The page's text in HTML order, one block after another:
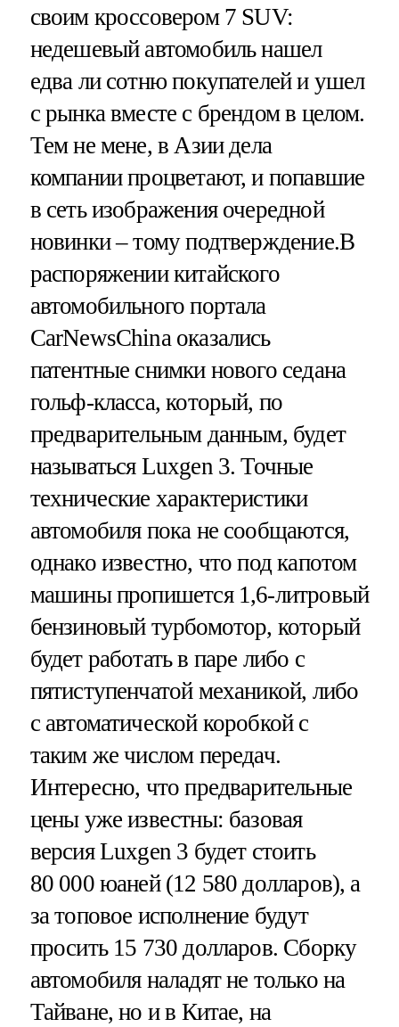
своим кроссовером 7 SUV:
недешевый автомобиль нашел
едва ли сотню покупателей и ушел
с рынка вместе с брендом в целом.
Тем не мене, в Азии дела
компании процветают, и попавшие
в сеть изображения очередной
новинки – тому подтверждение.В
распоряжении китайского
автомобильного портала
CarNewsChina оказались
патентные снимки нового седана
гольф-класса, который, по
предварительным данным, будет
называться Luxgen 3. Точные
технические характеристики
автомобиля пока не сообщаются,
однако известно, что под капотом
машины пропишется 1,6-литровый
бензиновый турбомотор, который
будет работать в паре либо с
пятиступенчатой механикой, либо
с автоматической коробкой с
таким же числом передач.
Интересно, что предварительные
цены уже известны: базовая
версия Luxgen 3 будет стоить
80 000 юаней (12 580 долларов), а
за топовое исполнение будут
просить 15 730 долларов. Сборку
автомобиля наладят не только на
Тайване, но и в Китае, на